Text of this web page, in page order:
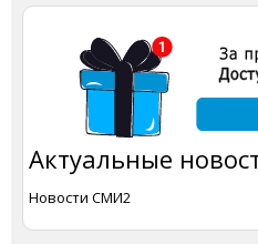
Актуальные
Новости СМИ2